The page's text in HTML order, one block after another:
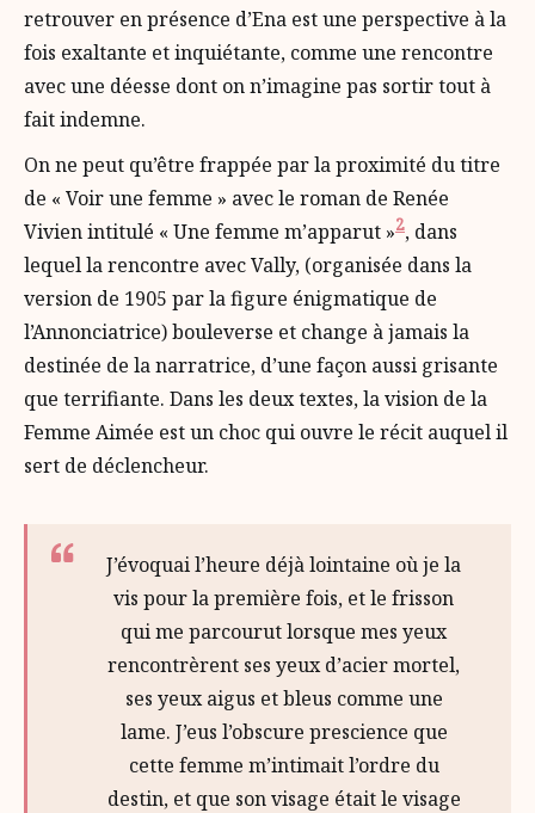
retrouver en présence d’Ena est une perspective à la
fois exaltante et inquiétante, comme une rencontre
avec une déesse dont on n’imagine pas sortir tout à
fait indemne.
On ne peut qu’être frappée par la proximité du titre
de « Voir une femme » avec le roman de Renée
Vivien intitulé « Une femme m’apparut »2, dans
lequel la rencontre avec Vally, (organisée dans la
version de 1905 par la figure énigmatique de
l’Annonciatrice) bouleverse et change à jamais la
destinée de la narratrice, d’une façon aussi grisante
que terrifiante. Dans les deux textes, la vision de la
Femme Aimée est un choc qui ouvre le récit auquel il
sert de déclencheur.
J’évoquai l’heure déjà lointaine où je la
vis pour la première fois, et le frisson
qui me parcourut lorsque mes yeux
rencontrèrent ses yeux d’acier mortel,
ses yeux aigus et bleus comme une
lame. J’eus l’obscure prescience que
cette femme m’intimait l’ordre du
destin, et que son visage était le visage